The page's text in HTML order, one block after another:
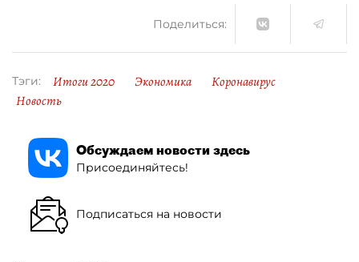
Поделиться:
Тэги: Итоги 2020 Экономика
Коронавирус
Новость
Обсуждаем новости здесь
Присоединяйтесь!
Подписаться на новости